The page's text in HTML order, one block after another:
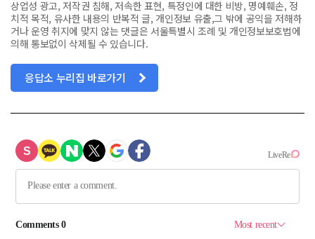
상업성 광고, 저작권 침해, 저속한 표현, 특정인에 대한 비방, 명예훼손, 정
치적 목적, 유사한 내용의 반복적 글, 개인정보 유출,그 밖에 공익을 저해하
거나 운영 취지에 맞지 않는 댓글은 서울특별시 조례 및 개인정보보호법에
의해 통보없이 삭제될 수 있습니다.
응답소 누리집 바로가기